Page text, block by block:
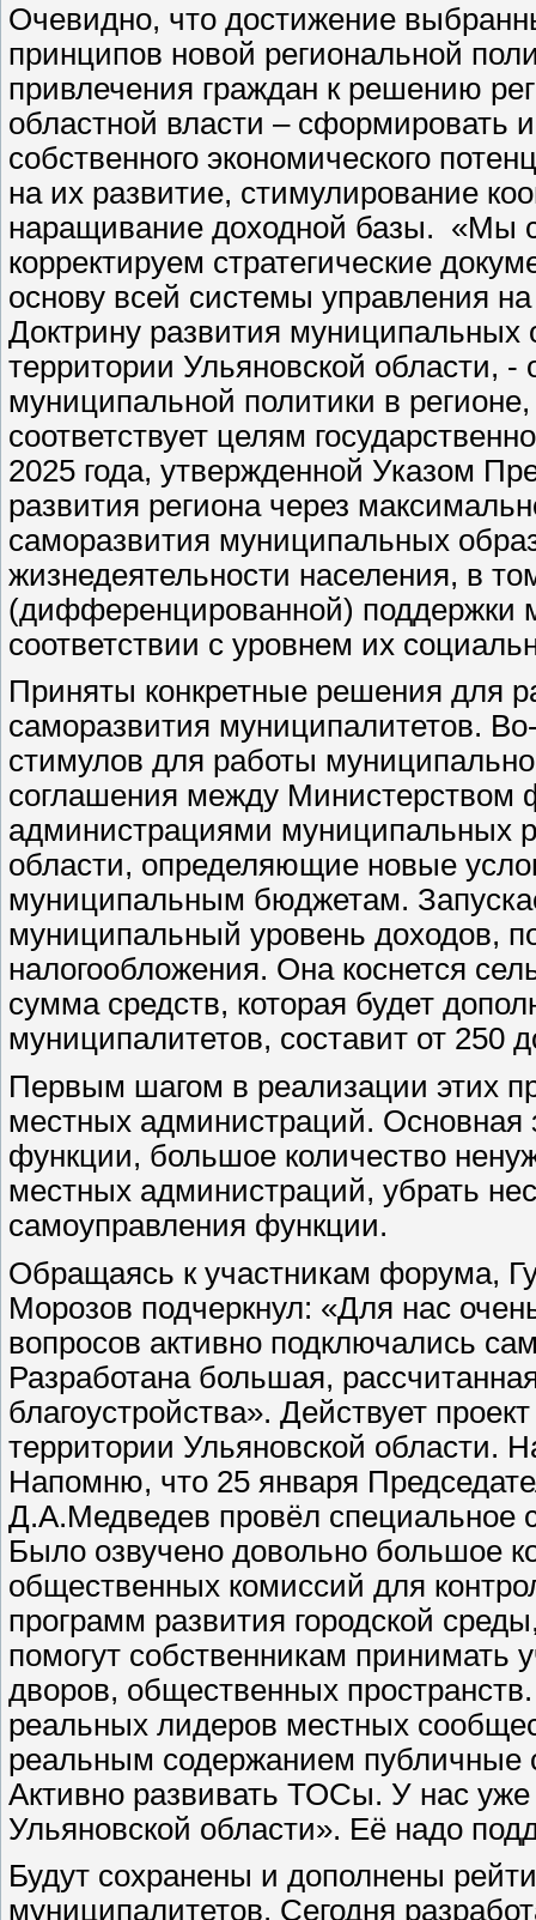
Очевидно, что достижение
принципов новой региональной
привлечения граждан к решению
областной власти – сформировать
собственного экономического
на их развитие, стимулирование
наращивание доходной базы. «Мы
корректируем стратегические
основу всей системы управления
Доктрину развития муниципальных
территории Ульяновской области,
муниципальной политики в
соответствует целям
2025 года, утвержденной Указом
развития региона через
саморазвития муниципальных
жизнедеятельности населения, в
(дифференцированной) поддержки
соответствии с уровнем их
Приняты конкретные решения для
саморазвития муниципалитетов.
стимулов для работы
соглашения между Министерством
администрациями муниципальных
области, определяющие новые
муниципальным бюджетам.
муниципальный уровень доходов,
налогообложения. Она коснется
сумма средств, которая будет
муниципалитетов, составит от 250
Первым шагом в реализации этих
местных администраций.
функции, большое количество
местных администраций, убрать
самоуправления функции.
Обращаясь к участникам форума,
Морозов подчеркнул: «Для нас
вопросов активно подключались
Разработана большая,
благоустройства». Действует
территории Ульяновской области.
Напомню, что 25 января
Д.А.Медведев провёл специальное
Было озвучено довольно большое
общественных комиссий для
программ развития городской
помогут собственникам принимать
дворов, общественных
реальных лидеров местных
реальным содержанием публичные
Активно развивать ТОСы. У нас
Ульяновской области». Её надо
Будут сохранены и дополнены
муниципалитетов. Сегодня